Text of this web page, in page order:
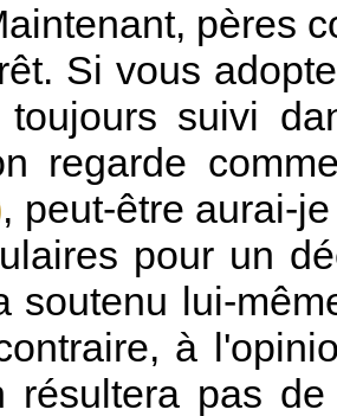
pères
Si vous
suivi
regarde
, peut-être aurai-
pour un
soutenu lui-
à
résultera pas